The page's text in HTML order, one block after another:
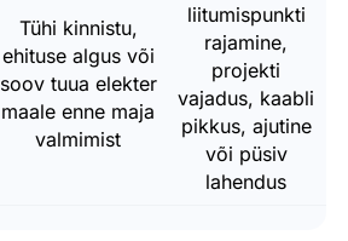
Tühi kinnistu,
ehituse algus või
soov tuua elekter
maale enne maja
valmimist
liitumispunkti
rajamine,
projekti
vajadus, kaabli
pikkus, ajutine
või püsiv
lahendus